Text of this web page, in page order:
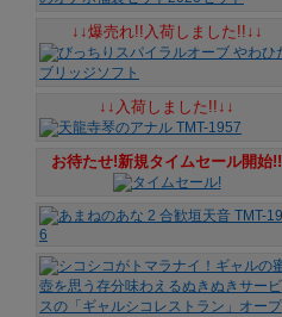
↓↓爆売れ!!入荷しました!!↓↓
↓↓入荷しました!!↓↓
お待たせ!新規タイムセール開始!!